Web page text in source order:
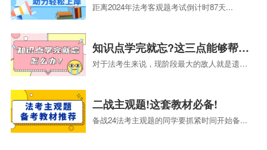
距离2024年法考客观题考试倒计时87天...
知识点学完就忘?这三点能够帮助你!
对于法考生来说，现阶段最大的敌人就是遗忘...
二战主观题!这套教材必备!
备战24法考主观题的同学要抓紧时间开始备...